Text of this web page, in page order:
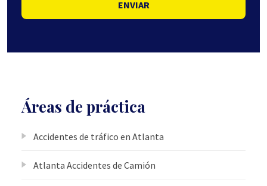
ENVIAR
Áreas de práctica
Accidentes de tráfico en Atlanta
Atlanta Accidentes de Camión